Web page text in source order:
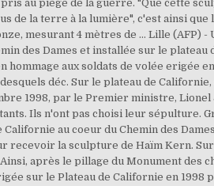
au piège de la guerre. "Que cette
de la terre à la lumière", c'est ainsi
mesurant 4 mètres de … Lille (AFP)
des Dames et installée sur le
aux soldats de volée erigée
déc. Sur le plateau de
1998, par le Premier ministre,
Ils n'ont pas choisi leur sépulture.
au coeur du Chemin des
recevoir la sculpture de Haïm Kern.
après le pillage du Monument des
sur le Plateau de Californie en 1998